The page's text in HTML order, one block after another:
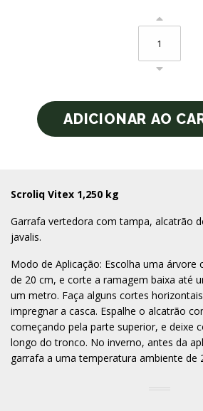
Scroliq Vitex 1,250 kg
Garrafa vertedora com tampa, alcatrão
javalis.
Modo de Aplicação: Escolha uma
de 20 cm, e corte a ramagem baixa até
um metro. Faça alguns cortes
impregnar a casca. Espalhe o alcatrão
começando pela parte superior, e deixe
longo do tronco. No inverno, antes da
garrafa a uma temperatura ambiente de